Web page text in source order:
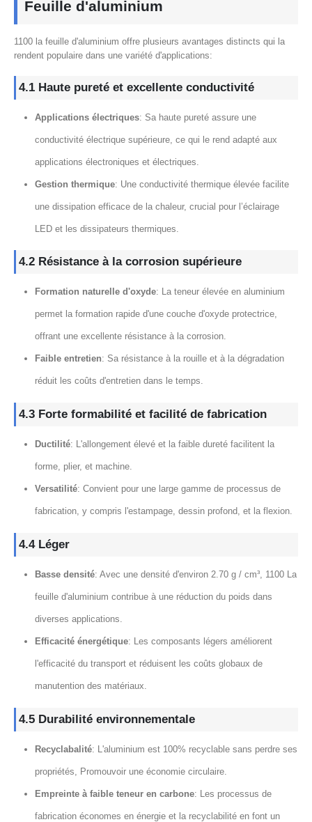
Feuille d'aluminium
1100 la feuille d'aluminium offre plusieurs avantages distincts qui la
rendent populaire dans une variété d'applications:
4.1 Haute pureté et excellente conductivité
Applications électriques: Sa haute pureté assure une
conductivité électrique supérieure, ce qui le rend adapté aux
applications électroniques et électriques.
Gestion thermique: Une conductivité thermique élevée facilite
une dissipation efficace de la chaleur, crucial pour l’éclairage
LED et les dissipateurs thermiques.
4.2 Résistance à la corrosion supérieure
Formation naturelle d'oxyde: La teneur élevée en aluminium
permet la formation rapide d'une couche d'oxyde protectrice,
offrant une excellente résistance à la corrosion.
Faible entretien: Sa résistance à la rouille et à la dégradation
réduit les coûts d'entretien dans le temps.
4.3 Forte formabilité et facilité de fabrication
Ductilité: L'allongement élevé et la faible dureté facilitent la
forme, plier, et machine.
Versatilité: Convient pour une large gamme de processus de
fabrication, y compris l'estampage, dessin profond, et la flexion.
4.4 Léger
Basse densité: Avec une densité d'environ 2.70 g / cm³, 1100 La
feuille d'aluminium contribue à une réduction du poids dans
diverses applications.
Efficacité énergétique: Les composants légers améliorent
l'efficacité du transport et réduisent les coûts globaux de
manutention des matériaux.
4.5 Durabilité environnementale
Recyclabalité: L'aluminium est 100% recyclable sans perdre ses
propriétés, Promouvoir une économie circulaire.
Empreinte à faible teneur en carbone: Les processus de
fabrication économes en énergie et la recyclabilité en font un